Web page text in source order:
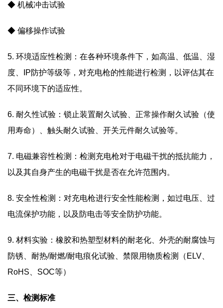
◆ 机械冲击试验
◆ 偏移操作试验
5. 环境适应性检测：在各种环境条件下，如高温、低温、湿
度、IP防护等级等，对充电枪的性能进行检测，以评估其在
不同环境下的适应性。
6. 耐久性试验：锁止装置耐久试验、正常操作耐久试验（使
用寿命）、触头耐久试验、开关元件耐久试验等。
7. 电磁兼容性检测：检测充电枪对于电磁干扰的抵抗能力，
以及其自身产生的电磁干扰是否在允许范围内。
8. 安全性检测：对充电枪进行安全性能检测，如过电压、过
电流保护功能，以及防电击等安全防护功能。
9. 材料实验：橡胶和热塑型材料的耐老化、外壳的耐腐蚀与
防锈、耐热/耐燃/耐电痕化试验、禁限用物质检测（ELV、
RoHS、SOC等）
三、检测标准